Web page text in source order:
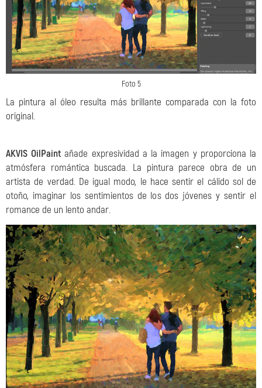
Foto 5
La pintura al óleo resulta más brillante comparada con la foto
original.
AKVIS OilPaint añade expresividad a la imagen y proporciona la
atmósfera romántica buscada. La pintura parece obra de un
artista de verdad. De igual modo, le hace sentir el cálido sol de
otoño, imaginar los sentimientos de los dos jóvenes y sentir el
romance de un lento andar.